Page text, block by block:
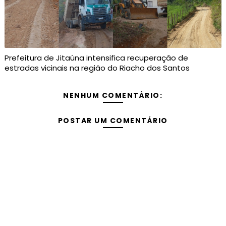
Prefeitura de Jitaúna intensifica recuperação de
estradas vicinais na região do Riacho dos Santos
NENHUM COMENTÁRIO:
POSTAR UM COMENTÁRIO